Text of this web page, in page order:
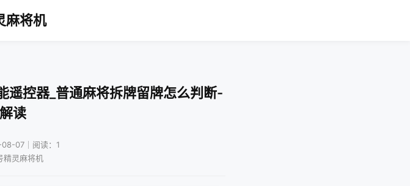
麻将机
遥控器_普通麻将拆牌留牌怎么判断-
读
07｜阅读：1
精灵麻将机